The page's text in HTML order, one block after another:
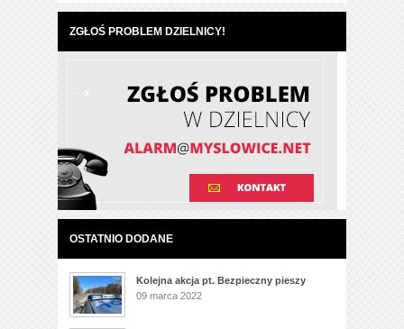
ZGŁOŚ PROBLEM DZIELNICY!
OSTATNIO DODANE
Kolejna akcja pt. Bezpieczny pieszy
09 marca 2022